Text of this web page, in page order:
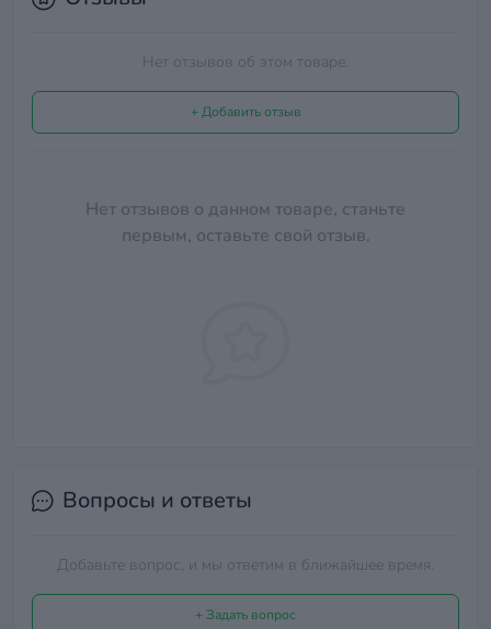
Нет отзывов об этом товаре.
+ Добавить отзыв
Нет отзывов о данном товаре, станьте
первым, оставьте свой отзыв.
Вопросы и ответы
Добавьте вопрос, и мы ответим в ближайшее время.
+ Задать вопрос